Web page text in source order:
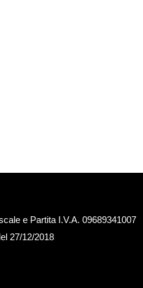
e Partita I.V.A. 09689341007
27/12/2018